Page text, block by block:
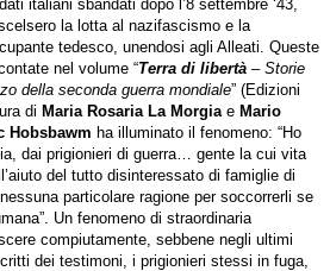
italiani sbandati dopo l’8 settembre ‘43,
la lotta al nazifascismo e la
tedesco, unendosi agli Alleati. Queste
nel volume “Terra di libertà – Storie
della seconda guerra mondiale” (Edizioni
di Maria Rosaria La Morgia e Mario
Hobsbawm ha illuminato il fenomeno: “Ho
dai prigionieri di guerra… gente la cui vita
del tutto disinteressato di famiglie di
particolare ragione per soccorrerli se
Un fenomeno di straordinaria
compiutamente, sebbene negli ultimi
dei testimoni, i prigionieri stessi in fuga,